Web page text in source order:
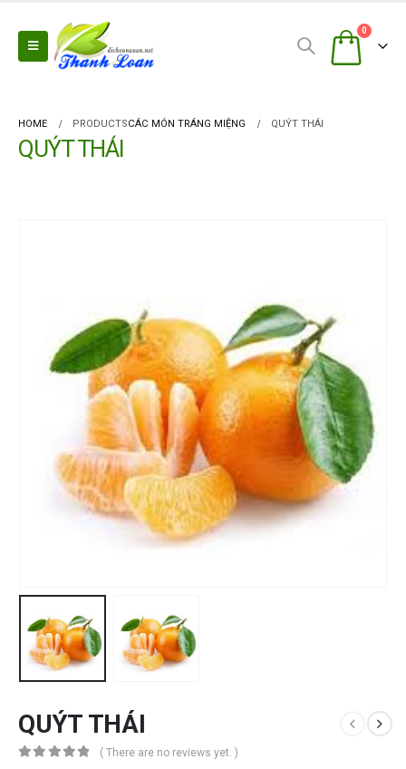
0
HOME PRODUCTSCÁC MÓN TRÁNG MIỆNG QUÝT THÁI
QUÝT THÁI
QUÝT THÁI
( There are no reviews yet. )